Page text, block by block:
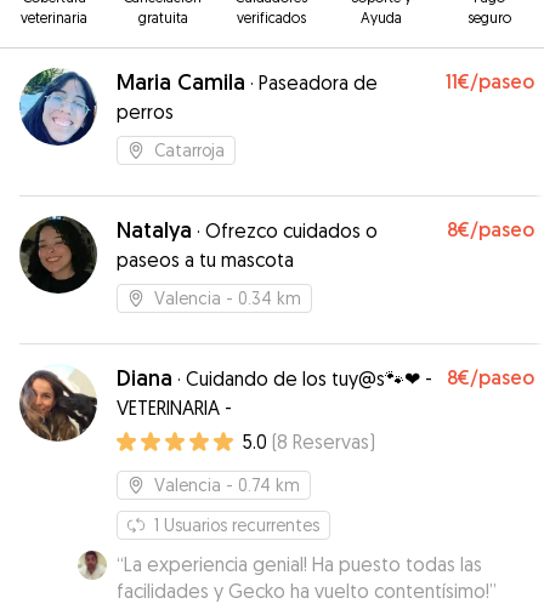
veterinaria
gratuita
verificados
Ayuda
seguro
Maria Camila · Paseadora de
perros
11€/paseo
Catarroja
Natalya · Ofrezco cuidados o
paseos a tu mascota
8€/paseo
Valencia - 0.34 km
Diana · Cuidando de los tuy@s🐾❤ -
VETERINARIA -
8€/paseo
5.0 (8 Reservas)
Valencia - 0.74 km
1 Usuarios recurrentes
“La experiencia genial! Ha puesto todas las
facilidades y Gecko ha vuelto contentísimo!”